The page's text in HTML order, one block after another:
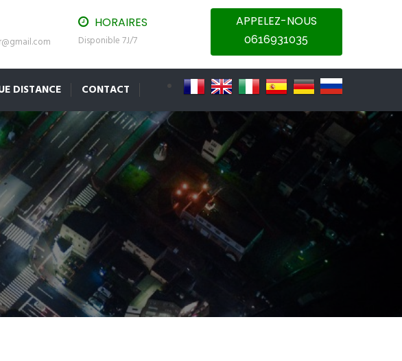
HORAIRES
Disponible 7J/7
APPELEZ-NOUS
0616931035
DISTANCE CONTACT